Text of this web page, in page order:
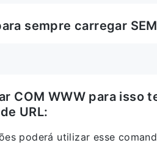
sempre carregar
COM WWW para
URL:
poderá utilizar esse